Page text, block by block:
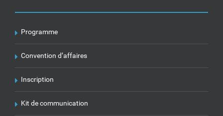
Programme
Convention d’affaires
Inscription
Kit de communication